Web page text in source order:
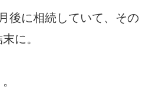
後に相続していて、その
に。